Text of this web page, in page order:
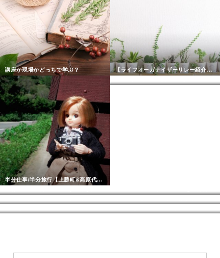
講座か現場かどっちで学ぶ？ 【ライフオーガナイザーリレー紹介】岐阜：竹内靖子さん
半分仕事/半分旅行【上勝町&高原代表ご実家ツアー】備忘録